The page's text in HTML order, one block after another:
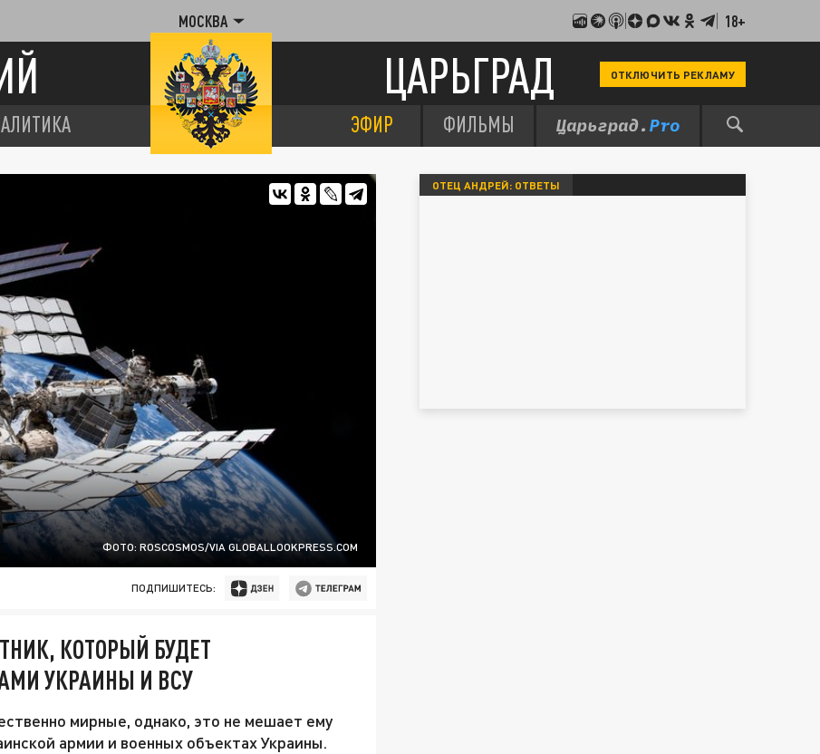
МОСКВА 18+
ЦАРЬГРАД ОТКЛЮЧИТЬ РЕКЛАМУ
ЭФИР ФИЛЬМЫ
ФОТО: ROSCOSMOS/VIA GLOBALLOOKPRESS.COM
ПОДПИШИТЕСЬ:
КОТОРЫЙ БУДЕТ
УКРАИНЫ И ВСУ
мирные, однако, это не мешает ему
армии и военных объектах Украины.
ОТЕЦ АНДРЕЙ: ОТВЕТЫ